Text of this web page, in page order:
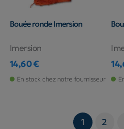
Bouée ronde Imersion
Imersion
Prix
14,60 €
En stock chez notre fournisseur
Prix
1 2